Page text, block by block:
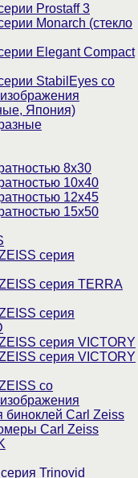
Prostaff 3
Monarch (стекло
Elegant Compact
StabilEyes со
Япония)
8х30
10х40
12х45
15х50
серия
серия TERRA
серия
серия VICTORY
серия VICTORY
со
биноклей Carl Zeiss
Carl Zeiss
Trinovid